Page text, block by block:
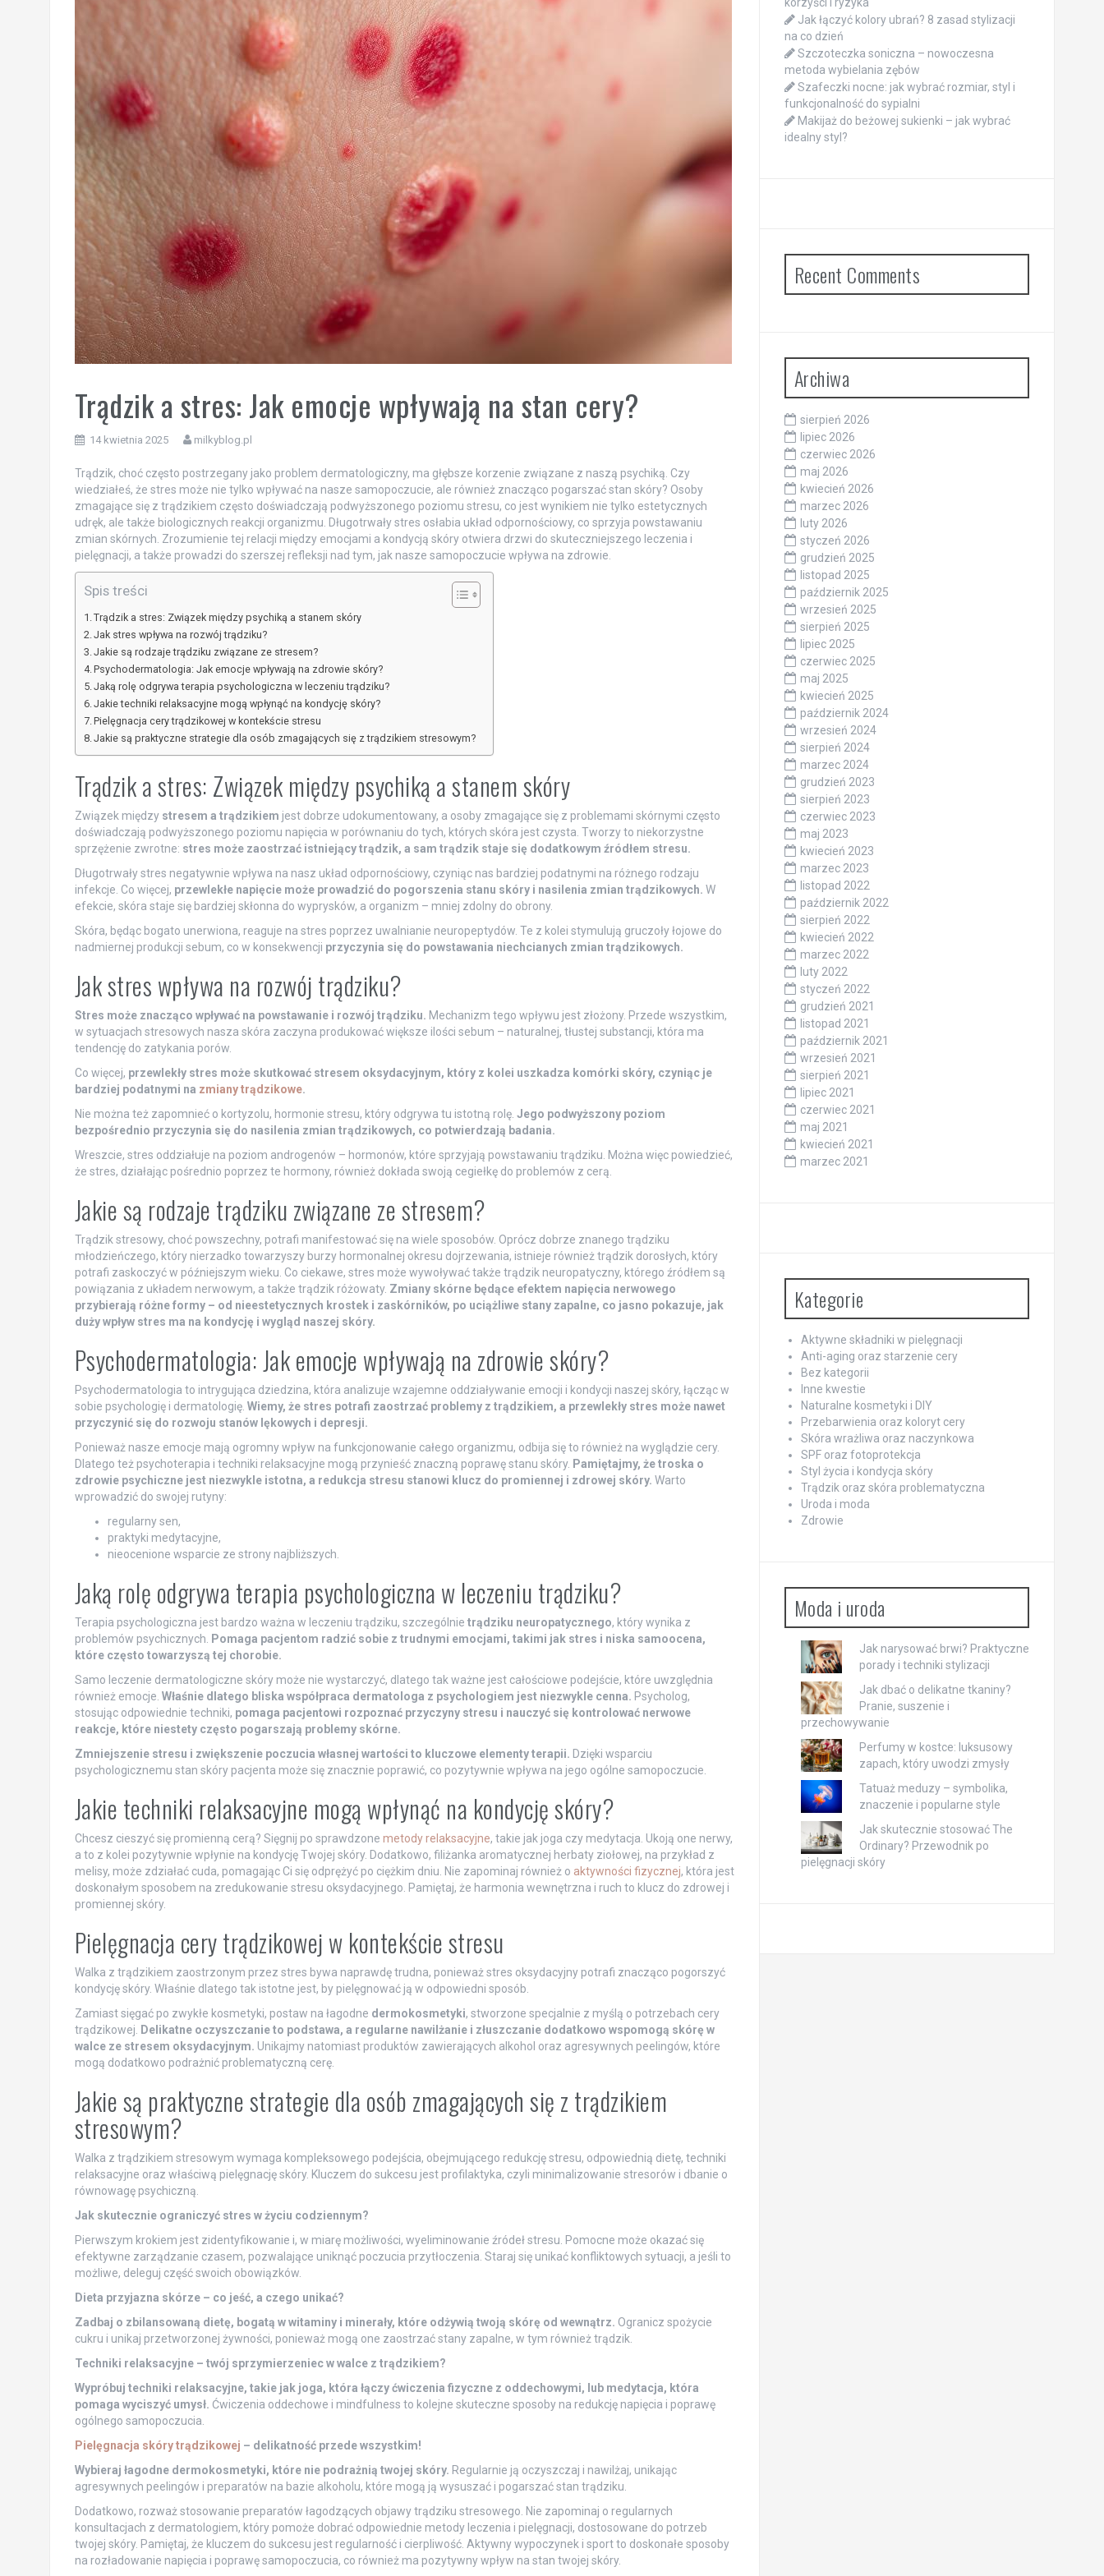
Trądzik a stres: Jak emocje wpływają na stan cery?
14 kwietnia 2025 milkyblog.pl
Trądzik, choć często postrzegany jako problem dermatologiczny, ma głębsze korzenie związane z naszą psychiką. Czy
wiedziałeś, że stres może nie tylko wpływać na nasze samopoczucie, ale również znacząco pogarszać stan skóry? Osoby
zmagające się z trądzikiem często doświadczają podwyższonego poziomu stresu, co jest wynikiem nie tylko estetycznych
udręk, ale także biologicznych reakcji organizmu. Długotrwały stres osłabia układ odpornościowy, co sprzyja powstawaniu
zmian skórnych. Zrozumienie tej relacji między emocjami a kondycją skóry otwiera drzwi do skuteczniejszego leczenia i
pielęgnacji, a także prowadzi do szerszej refleksji nad tym, jak nasze samopoczucie wpływa na zdrowie.
Spis treści
Trądzik a stres: Związek między psychiką a stanem skóry
Jak stres wpływa na rozwój trądziku?
Jakie są rodzaje trądziku związane ze stresem?
Psychodermatologia: Jak emocje wpływają na zdrowie skóry?
Jaką rolę odgrywa terapia psychologiczna w leczeniu trądziku?
Jakie techniki relaksacyjne mogą wpłynąć na kondycję skóry?
Pielęgnacja cery trądzikowej w kontekście stresu
Jakie są praktyczne strategie dla osób zmagających się z trądzikiem stresowym?
Trądzik a stres: Związek między psychiką a stanem skóry
Związek między stresem a trądzikiem jest dobrze udokumentowany, a osoby zmagające się z problemami skórnymi często
doświadczają podwyższonego poziomu napięcia w porównaniu do tych, których skóra jest czysta. Tworzy to niekorzystne
sprzężenie zwrotne: stres może zaostrzać istniejący trądzik, a sam trądzik staje się dodatkowym źródłem stresu.
Długotrwały stres negatywnie wpływa na nasz układ odpornościowy, czyniąc nas bardziej podatnymi na różnego rodzaju
infekcje. Co więcej, przewlekłe napięcie może prowadzić do pogorszenia stanu skóry i nasilenia zmian trądzikowych. W
efekcie, skóra staje się bardziej skłonna do wyprysków, a organizm – mniej zdolny do obrony.
Skóra, będąc bogato unerwiona, reaguje na stres poprzez uwalnianie neuropeptydów. Te z kolei stymulują gruczoły łojowe do
nadmiernej produkcji sebum, co w konsekwencji przyczynia się do powstawania niechcianych zmian trądzikowych.
Jak stres wpływa na rozwój trądziku?
Stres może znacząco wpływać na powstawanie i rozwój trądziku. Mechanizm tego wpływu jest złożony. Przede wszystkim,
w sytuacjach stresowych nasza skóra zaczyna produkować większe ilości sebum – naturalnej, tłustej substancji, która ma
tendencję do zatykania porów.
Co więcej, przewlekły stres może skutkować stresem oksydacyjnym, który z kolei uszkadza komórki skóry, czyniąc je
bardziej podatnymi na zmiany trądzikowe.
Nie można też zapomnieć o kortyzolu, hormonie stresu, który odgrywa tu istotną rolę. Jego podwyższony poziom
bezpośrednio przyczynia się do nasilenia zmian trądzikowych, co potwierdzają badania.
Wreszcie, stres oddziałuje na poziom androgenów – hormonów, które sprzyjają powstawaniu trądziku. Można więc powiedzieć,
że stres, działając pośrednio poprzez te hormony, również dokłada swoją cegiełkę do problemów z cerą.
Jakie są rodzaje trądziku związane ze stresem?
Trądzik stresowy, choć powszechny, potrafi manifestować się na wiele sposobów. Oprócz dobrze znanego trądziku
młodzieńczego, który nierzadko towarzyszy burzy hormonalnej okresu dojrzewania, istnieje również trądzik dorosłych, który
potrafi zaskoczyć w późniejszym wieku. Co ciekawe, stres może wywoływać także trądzik neuropatyczny, którego źródłem są
powiązania z układem nerwowym, a także trądzik różowaty. Zmiany skórne będące efektem napięcia nerwowego
przybierają różne formy – od nieestetycznych krostek i zaskórników, po uciążliwe stany zapalne, co jasno pokazuje, jak
duży wpływ stres ma na kondycję i wygląd naszej skóry.
Psychodermatologia: Jak emocje wpływają na zdrowie skóry?
Psychodermatologia to intrygująca dziedzina, która analizuje wzajemne oddziaływanie emocji i kondycji naszej skóry, łącząc w
sobie psychologię i dermatologię. Wiemy, że stres potrafi zaostrzać problemy z trądzikiem, a przewlekły stres może nawet
przyczynić się do rozwoju stanów lękowych i depresji.
Ponieważ nasze emocje mają ogromny wpływ na funkcjonowanie całego organizmu, odbija się to również na wyglądzie cery.
Dlatego też psychoterapia i techniki relaksacyjne mogą przynieść znaczną poprawę stanu skóry. Pamiętajmy, że troska o
zdrowie psychiczne jest niezwykle istotna, a redukcja stresu stanowi klucz do promiennej i zdrowej skóry. Warto
wprowadzić do swojej rutyny:
regularny sen,
praktyki medytacyjne,
nieocenione wsparcie ze strony najbliższych.
Jaką rolę odgrywa terapia psychologiczna w leczeniu trądziku?
Terapia psychologiczna jest bardzo ważna w leczeniu trądziku, szczególnie trądziku neuropatycznego, który wynika z
problemów psychicznych.
Pomaga pacjentom radzić sobie z trudnymi emocjami, takimi jak stres i niska samoocena,
które często towarzyszą tej chorobie.
Samo leczenie dermatologiczne skóry może nie wystarczyć, dlatego tak ważne jest całościowe podejście, które uwzględnia
również emocje. Właśnie dlatego bliska współpraca dermatologa z psychologiem jest niezwykle cenna. Psycholog,
stosując odpowiednie techniki, pomaga pacjentowi rozpoznać przyczyny stresu i nauczyć się kontrolować nerwowe
reakcje, które niestety często pogarszają problemy skórne.
Zmniejszenie stresu i zwiększenie poczucia własnej wartości to kluczowe elementy terapii. Dzięki wsparciu
psychologicznemu stan skóry pacjenta może się znacznie poprawić, co pozytywnie wpływa na jego ogólne samopoczucie.
Jakie techniki relaksacyjne mogą wpłynąć na kondycję skóry?
Chcesz cieszyć się promienną cerą? Sięgnij po sprawdzone metody relaksacyjne, takie jak joga czy medytacja. Ukoją one nerwy,
a to z kolei pozytywnie wpłynie na kondycję Twojej skóry. Dodatkowo, filiżanka aromatycznej herbaty ziołowej, na przykład z
melisy, może zdziałać cuda, pomagając Ci się odprężyć po ciężkim dniu. Nie zapominaj również o aktywności fizycznej, która jest
doskonałym sposobem na zredukowanie stresu oksydacyjnego. Pamiętaj, że harmonia wewnętrzna i ruch to klucz do zdrowej i
promiennej skóry.
Pielęgnacja cery trądzikowej w kontekście stresu
Walka z trądzikiem zaostrzonym przez stres bywa naprawdę trudna, ponieważ stres oksydacyjny potrafi znacząco pogorszyć
kondycję skóry. Właśnie dlatego tak istotne jest, by pielęgnować ją w odpowiedni sposób.
Zamiast sięgać po zwykłe kosmetyki, postaw na łagodne dermokosmetyki, stworzone specjalnie z myślą o potrzebach cery
trądzikowej.
Delikatne oczyszczanie to podstawa, a regularne nawilżanie i złuszczanie dodatkowo wspomogą skórę w
walce ze stresem oksydacyjnym. Unikajmy natomiast produktów zawierających alkohol oraz agresywnych peelingów, które
mogą dodatkowo podrażnić problematyczną cerę.
Jakie są praktyczne strategie dla osób zmagających się z trądzikiem
stresowym?
Walka z trądzikiem stresowym wymaga kompleksowego podejścia, obejmującego redukcję stresu, odpowiednią dietę, techniki
relaksacyjne oraz właściwą pielęgnację skóry. Kluczem do sukcesu jest profilaktyka, czyli minimalizowanie stresorów i dbanie o
równowagę psychiczną.
Jak skutecznie ograniczyć stres w życiu codziennym?
Pierwszym krokiem jest zidentyfikowanie i, w miarę możliwości, wyeliminowanie źródeł stresu. Pomocne może okazać się
efektywne zarządzanie czasem, pozwalające uniknąć poczucia przytłoczenia. Staraj się unikać konfliktowych sytuacji, a jeśli to
możliwe, deleguj część swoich obowiązków.
Dieta przyjazna skórze – co jeść, a czego unikać?
Zadbaj o zbilansowaną dietę, bogatą w witaminy i minerały, które odżywią twoją skórę od wewnątrz. Ogranicz spożycie
cukru i unikaj przetworzonej żywności, ponieważ mogą one zaostrzać stany zapalne, w tym również trądzik.
Techniki relaksacyjne – twój sprzymierzeniec w walce z trądzikiem?
Wypróbuj techniki relaksacyjne, takie jak joga, która łączy ćwiczenia fizyczne z oddechowymi, lub medytacja, która
pomaga wyciszyć umysł. Ćwiczenia oddechowe i mindfulness to kolejne skuteczne sposoby na redukcję napięcia i poprawę
ogólnego samopoczucia.
Pielęgnacja skóry trądzikowej – delikatność przede wszystkim!
Wybieraj łagodne dermokosmetyki, które nie podrażnią twojej skóry. Regularnie ją oczyszczaj i nawilżaj, unikając
agresywnych peelingów i preparatów na bazie alkoholu, które mogą ją wysuszać i pogarszać stan trądziku.
Dodatkowo, rozważ stosowanie preparatów łagodzących objawy trądziku stresowego. Nie zapominaj o regularnych
konsultacjach z dermatologiem, który pomoże dobrać odpowiednie metody leczenia i pielęgnacji, dostosowane do potrzeb
twojej skóry. Pamiętaj, że kluczem do sukcesu jest regularność i cierpliwość. Aktywny wypoczynek i sport to doskonałe sposoby
na rozładowanie napięcia i poprawę samopoczucia, co również ma pozytywny wpływ na stan twojej skóry.
Jak łączyć kolory ubrań? 8 zasad stylizacji
na co dzień
Szczoteczka soniczna – nowoczesna
metoda wybielania zębów
Szafeczki nocne: jak wybrać rozmiar, styl i
funkcjonalność do sypialni
Makijaż do beżowej sukienki – jak wybrać
idealny styl?
Recent Comments
Archiwa
sierpień 2026
lipiec 2026
czerwiec 2026
maj 2026
kwiecień 2026
marzec 2026
luty 2026
styczeń 2026
grudzień 2025
listopad 2025
październik 2025
wrzesień 2025
sierpień 2025
lipiec 2025
czerwiec 2025
maj 2025
kwiecień 2025
październik 2024
wrzesień 2024
sierpień 2024
marzec 2024
grudzień 2023
sierpień 2023
czerwiec 2023
maj 2023
kwiecień 2023
marzec 2023
listopad 2022
październik 2022
sierpień 2022
kwiecień 2022
marzec 2022
luty 2022
styczeń 2022
grudzień 2021
listopad 2021
październik 2021
wrzesień 2021
sierpień 2021
lipiec 2021
czerwiec 2021
maj 2021
kwiecień 2021
marzec 2021
Kategorie
Aktywne składniki w pielęgnacji
Anti-aging oraz starzenie cery
Bez kategorii
Inne kwestie
Naturalne kosmetyki i DIY
Przebarwienia oraz koloryt cery
Skóra wrażliwa oraz naczynkowa
SPF oraz fotoprotekcja
Styl życia i kondycja skóry
Trądzik oraz skóra problematyczna
Uroda i moda
Zdrowie
Moda i uroda
Jak narysować brwi? Praktyczne
porady i techniki stylizacji
Jak dbać o delikatne tkaniny?
Pranie, suszenie i
przechowywanie
Perfumy w kostce: luksusowy
zapach, który uwodzi zmysły
Tatuaż meduzy – symbolika,
znaczenie i popularne style
Jak skutecznie stosować The
Ordinary? Przewodnik po
pielęgnacji skóry